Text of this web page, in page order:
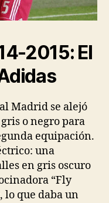
2015: El
Madrid se alejó
o negro para
equipación.
una
en gris oscuro
“Fly
lo que daba un